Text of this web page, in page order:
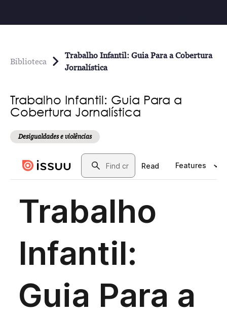
Biblioteca
Trabalho Infantil: Guia Para a Cobertura
Jornalística
Trabalho Infantil: Guia Para a
Cobertura Jornalística
Desigualdades e violências